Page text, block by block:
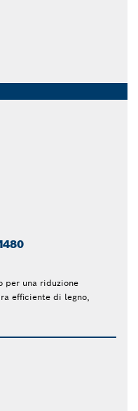
per una riduzione
efficiente di legno,